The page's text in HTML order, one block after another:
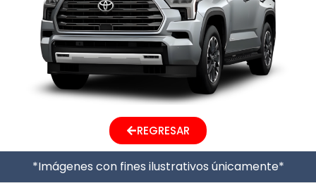
REGRESAR
*Imágenes con fines ilustrativos únicamente*